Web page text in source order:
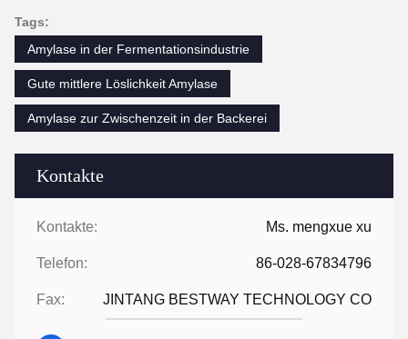
Kontakte
Kontakte: Ms. mengxue xu
Telefon: 86-028-67834796
Fax: JINTANG BESTWAY TECHNOLOGY CO
Tags:
Amylase in der Fermentationsindustrie
Gute mittlere Löslichkeit Amylase
Amylase zur Zwischenzeit in der Backerei